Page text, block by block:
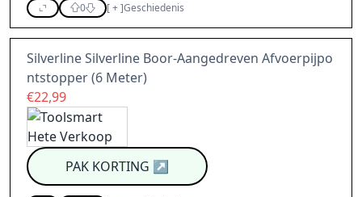
0 [+]Geschiedenis
Silverline Silverline Boor-Aangedreven Afvoerpijpo
ntstopper (6 Meter)
€22,99
PAK KORTING ↗